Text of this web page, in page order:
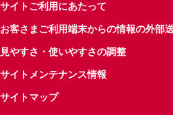
サイトご利用にあたって
お客さまご利用端末からの情報の外部
見やすさ・使いやすさの調整
サイトメンテナンス情報
サイトマップ